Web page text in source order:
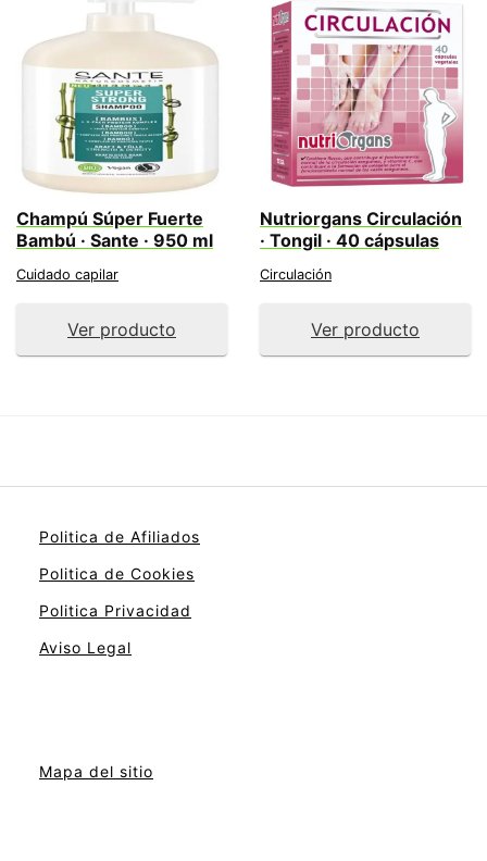
Champú Súper Fuerte
Bambú · Sante · 950 ml
Cuidado capilar
Ver producto
Nutriorgans Circulación
· Tongil · 40 cápsulas
Circulación
Ver producto
Politica de Afiliados
Politica de Cookies
Politica Privacidad
Aviso Legal
Mapa del sitio